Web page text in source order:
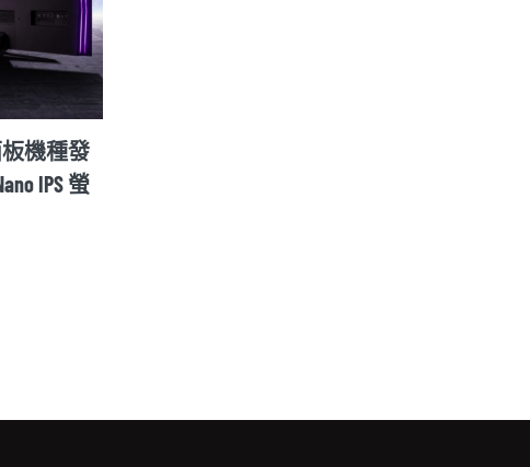
板機種發
IPS 螢